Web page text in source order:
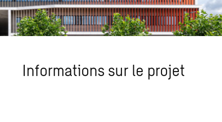
Infor­ma­tions sur le pro­jet